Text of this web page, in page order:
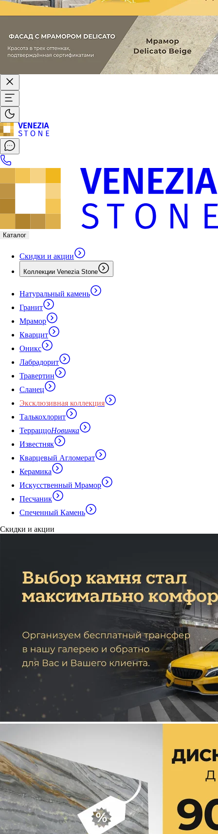
Каталог
Скидки и акции
Коллекции Venezia Stone
Натуральный камень
Гранит
Мрамор
Кварцит
Оникс
Лабрадорит
Травертин
Сланец
Эксклюзивная коллекция
Талькохлорит
ТерраццоНовинка
Известняк
Кварцевый Агломерат
Керамика
Искусственный Мрамор
Песчаник
Спеченный Камень
Скидки и акции